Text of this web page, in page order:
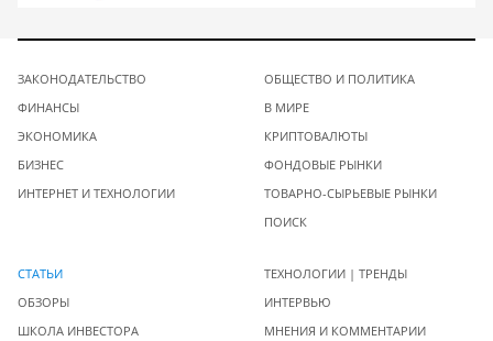
ЗАКОНОДАТЕЛЬСТВО
ФИНАНСЫ
ЭКОНОМИКА
БИЗНЕС
ИНТЕРНЕТ И ТЕХНОЛОГИИ
ОБЩЕСТВО И ПОЛИТИКА
В МИРЕ
КРИПТОВАЛЮТЫ
ФОНДОВЫЕ РЫНКИ
ТОВАРНО-СЫРЬЕВЫЕ РЫНКИ
ПОИСК
СТАТЬИ
ОБЗОРЫ
ШКОЛА ИНВЕСТОРА
ТЕХНОЛОГИИ | ТРЕНДЫ
ИНТЕРВЬЮ
МНЕНИЯ И КОММЕНТАРИИ